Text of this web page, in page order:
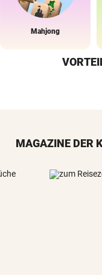
Mahjong
MAGAZINE DER